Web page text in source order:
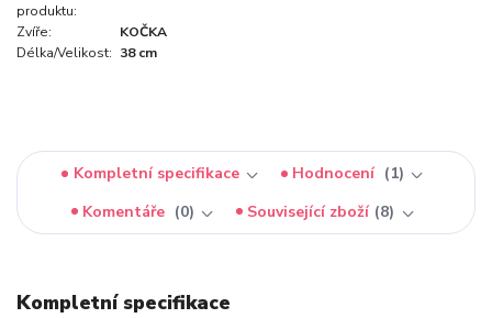
produktu:
Zvíře:
KOČKA
Délka/Velikost: 38 cm
Kompletní specifikace Hodnocení
1
Komentáře
0 Související zboží 8
Kompletní specifikace